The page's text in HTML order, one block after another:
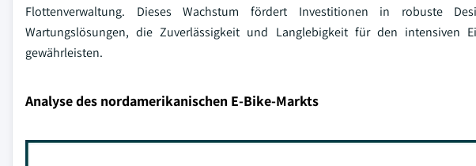
Flottenverwaltung. Dieses Wachstum fördert Investitionen in robuste
Wartungslösungen, die Zuverlässigkeit und Langlebigkeit für den intensiven
gewährleisten.
Analyse des nordamerikanischen E-Bike-Markts